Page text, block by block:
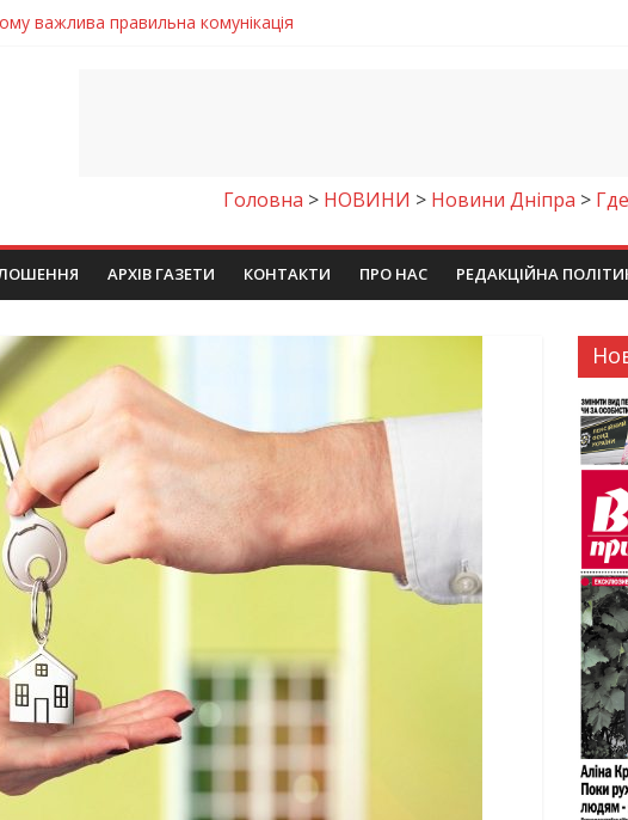
центри на Дніпропетровщині
досліджують місце розташування легендарного монастиря (Фото)
шанс на власне житло
важлива правильна комунікація
Головна > НОВИНИ > Новини Дніпра >
АРХІВ ГАЗЕТИ КОНТАКТИ ПРО НАС РЕДАКЦІЙНА